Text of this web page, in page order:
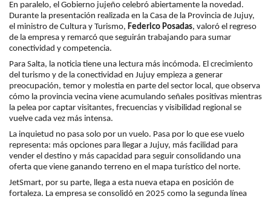
En paralelo, el Gobierno jujeño celebró abiertamente la novedad.
Durante la presentación realizada en la Casa de la Provincia de Jujuy,
el ministro de Cultura y Turismo, Federico Posadas, valoró el regreso
de la empresa y remarcó que seguirán trabajando para sumar
conectividad y competencia.
Para Salta, la noticia tiene una lectura más incómoda. El crecimiento
del turismo y de la conectividad en Jujuy empieza a generar
preocupación, temor y molestia en parte del sector local, que observa
cómo la provincia vecina viene acumulando señales positivas mientras
la pelea por captar visitantes, frecuencias y visibilidad regional se
vuelve cada vez más intensa.
La inquietud no pasa solo por un vuelo. Pasa por lo que ese vuelo
representa: más opciones para llegar a Jujuy, más facilidad para
vender el destino y más capacidad para seguir consolidando una
oferta que viene ganando terreno en el mapa turístico del norte.
JetSmart, por su parte, llega a esta nueva etapa en posición de
fortaleza. La empresa se consolidó en 2025 como la segunda línea